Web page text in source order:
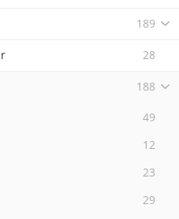
189
28
188
49
12
23
29